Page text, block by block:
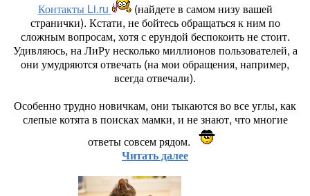
Контакты Li.ru
(найдете в самом низу вашей
странички). Кстати, не бойтесь обращаться к ним по
сложным вопросам, хотя с ерундой беспокоить не стоит.
Удивляюсь, на ЛиРу несколько миллионов пользователей, а
они умудряются отвечать (на мои обращения, например,
всегда отвечали).
Особенно трудно новичкам, они тыкаются во все углы, как
слепые котята в поисках мамки, и не знают, что многие
ответы совсем рядом.
Читать далее